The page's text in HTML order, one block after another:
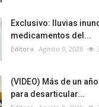
Exclusivo: lluvias
medicamentos del...
Editora Agosto 9, 2026
(VIDEO) Más de un
para desarticular...